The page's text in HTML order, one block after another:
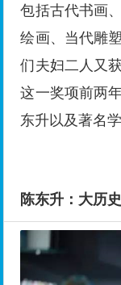
包括古代书画
绘画、当代雕
们夫妇二人又
这一奖项前两
东升以及著名
陈东升：大历